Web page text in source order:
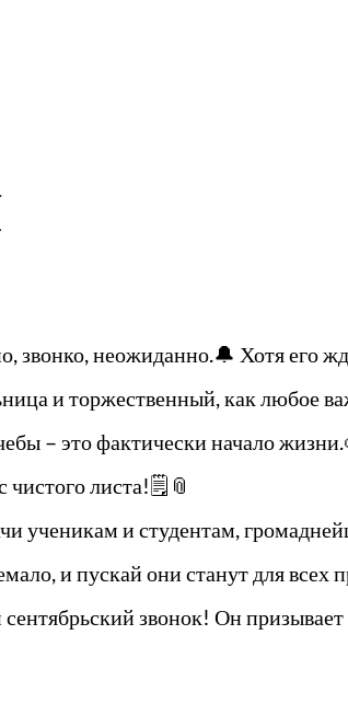
звонко, неожиданно.🔔 Хотя его
и торжественный, как любое
– это фактически начало
чистого листа!🗒📎
ученикам и студентам,
и пускай они станут для
звонок! Он